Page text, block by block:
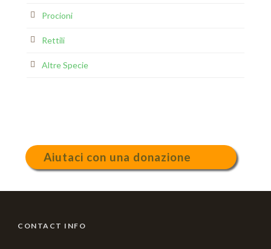
Procioni
Rettili
Altre Specie
Aiutaci con una donazione
CONTACT INFO